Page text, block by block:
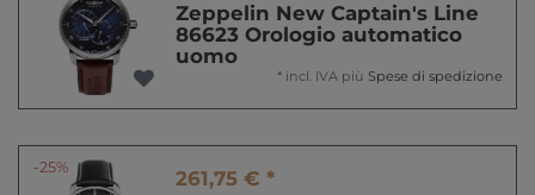
Zeppelin New Captain's Line
86623 Orologio automatico
uomo
* incl. IVA più Spese di spedizione
-25%
261,75 € *